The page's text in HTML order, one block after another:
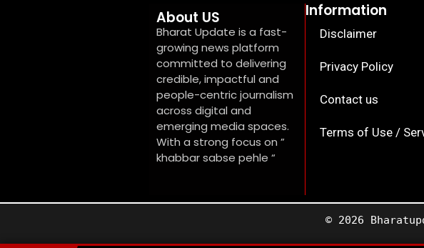
About US
Bharat Update is a fast-
growing news platform
committed to delivering
credible, impactful and
people-centric journalism
across digital and
emerging media spaces.
With a strong focus on ”
khabbar sabse pehle “
Information
Disclaimer
Privacy Policy
Contact us
Terms of Use /
© 2026